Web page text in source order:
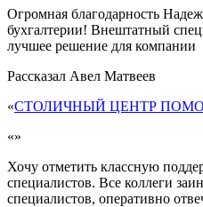
Огромная благодарность
бухгалтерии! Внештатный
лучшее решение для компании
Рассказал Авел Матвеев
«СТОЛИЧНЫЙ ЦЕНТР
«»
Хочу отметить классную
специалистов. Все коллеги
специалистов, оперативно